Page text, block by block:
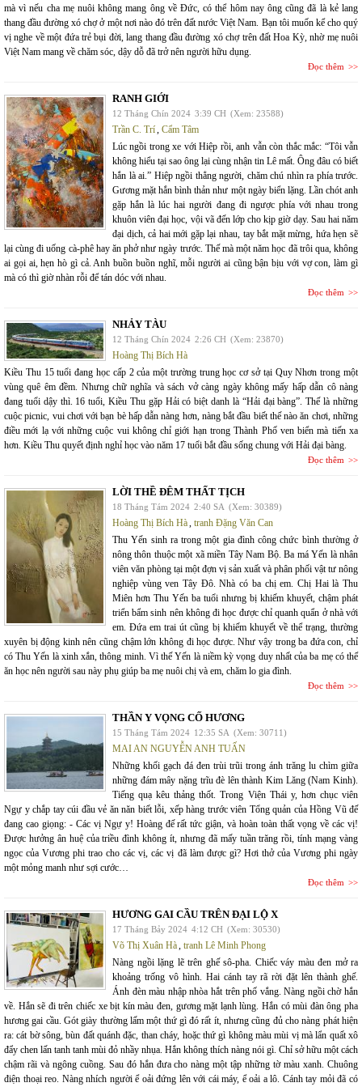
mà vì nếu cha mẹ nuôi không mang ông về Đức, có thể hôm nay ông cũng đã là kẻ lang
thang đầu đường xó chợ ở một nơi nào đó trên đất nước Việt Nam. Bạn tôi muốn kể cho quý
vị nghe về một đứa trẻ bụi đời, lang thang đầu đường xó chợ trên đất Hoa Kỳ, nhờ mẹ nuôi
Việt Nam mang về chăm sóc, dậy dỗ đã trở nên người hữu dụng.
Đọc thêm
RANH GIỚI
12 Tháng Chín 2024 3:39 CH (Xem: 23588)
Trần C. Trí, Cẩm Tâm
Lúc ngồi trong xe với Hiệp rồi, anh vẫn còn thắc mắc: “Tôi vẫn
không hiểu tại sao ông lại cùng nhận tin Lê mất. Ông đâu có biết
hắn là ai.” Hiệp ngồi thẳng người, chăm chú nhìn ra phía trước.
Gương mặt hắn bình thản như một ngày biển lặng. Lần chót anh
gặp hắn là lúc hai người đang đi ngược phía với nhau trong
khuôn viên đại học, vội vã đến lớp cho kịp giờ dạy. Sau hai năm
đại dịch, cả hai mới gặp lại nhau, tay bắt mặt mừng, hứa hẹn sẽ
lại cùng đi uống cà-phê hay ăn phở như ngày trước. Thế mà một năm học đã trôi qua, không
ai gọi ai, hẹn hò gì cả. Anh buồn buồn nghĩ, mỗi người ai cũng bận bịu với vợ con, làm gì
mà có thì giờ nhàn rỗi để tán dóc với nhau.
Đọc thêm
NHẢY TÀU
12 Tháng Chín 2024 2:26 CH (Xem: 23870)
Hoàng Thị Bích Hà
Kiều Thu 15 tuổi đang học cấp 2 của một trường trung học cơ sở tại Quy Nhơn trong một
vùng quê êm đềm. Nhưng chữ nghĩa và sách vở càng ngày không mấy hấp dẫn cô nàng
đang tuổi dậy thì. 16 tuổi, Kiều Thu gặp Hải có biệt danh là “Hải đại bàng”. Thế là những
cuộc picnic, vui chơi với bạn bè hấp dẫn nàng hơn, nàng bắt đầu biết thế nào ăn chơi, những
điều mới lạ với những cuộc vui không chỉ giới hạn trong Thành Phố ven biển mà tiến xa
hơn. Kiều Thu quyết định nghỉ học vào năm 17 tuổi bắt đầu sống chung với Hải đại bàng.
Đọc thêm
LỜI THỀ ĐÊM THẤT TỊCH
18 Tháng Tám 2024 2:40 SA (Xem: 30389)
Hoàng Thị Bích Hà, tranh Đặng Văn Can
Thu Yến sinh ra trong một gia đình công chức bình thường ở
nông thôn thuộc một xã miền Tây Nam Bộ. Ba má Yến là nhân
viên văn phòng tại một đợn vị sản xuất và phân phối vật tư nông
nghiệp vùng ven Tây Đô. Nhà có ba chị em. Chị Hai là Thu
Miên hơn Thu Yến ba tuổi nhưng bị khiếm khuyết, chậm phát
triển bẩm sinh nên không đi học được chỉ quanh quẩn ở nhà với
em. Đứa em trai út cũng bị khiếm khuyết về thể trạng, thường
xuyên bị động kinh nên cũng chậm lớn không đi học được. Như vậy trong ba đứa con, chỉ
có Thu Yến là xinh xắn, thông minh. Vì thế Yến là niềm kỳ vọng duy nhất của ba mẹ có thể
ăn học nên người sau này phụ giúp ba mẹ nuôi chị và em, chăm lo gia đình.
Đọc thêm
THẦN Y VỌNG CỐ HƯƠNG
15 Tháng Tám 2024 12:35 SA (Xem: 30711)
MAI AN NGUYỄN ANH TUẤN
Những khối gạch đá đen trùi trũi trong ánh trăng lu chìm giữa
những đám mây nặng trĩu đè lên thành Kim Lăng (Nam Kinh).
Tiếng quạ kêu thảng thốt. Trong Viện Thái y, hơn chục viên
Ngự y chắp tay cúi đầu vẻ ăn năn biết lỗi, xếp hàng trước viên Tổng quản của Hồng Vũ đế
đang cao giọng: - Các vị Ngự y! Hoàng đế rất tức giận, và hoàn toàn thất vọng về các vị!
Được hưởng ân huệ của triều đình không ít, nhưng đã mấy tuần trăng rồi, tính mạng vàng
ngọc của Vương phi trao cho các vị, các vị đã làm được gì? Hơi thở của Vương phi ngày
một mỏng manh như sợi cước…
Đọc thêm
HƯƠNG GAI CẦU TRÊN ĐẠI LỘ X
17 Tháng Bảy 2024 4:12 CH (Xem: 30530)
Võ Thị Xuân Hà, tranh Lê Minh Phong
Nàng ngồi lặng lẽ trên ghế sô-pha. Chiếc váy màu đen mở ra
khoảng trống vô hình. Hai cánh tay rã rời đặt lên thành ghế.
Ánh đèn màu nhập nhòa hắt trên phố vắng. Nàng ngồi chờ hắn
về. Hắn sẽ đi trên chiếc xe bịt kín màu đen, gương mặt lạnh lùng. Hắn có mùi đàn ông pha
hương gai cầu. Gót giày thường lấm một thứ gì đó rất ít, nhưng cũng đủ cho nàng phát hiện
ra: cát bờ sông, bùn đất quánh đặc, than cháy, hoặc thứ gì không màu mùi vị mà lẩn quất xô
đẩy chen lấn tanh tanh mùi đỏ nhầy nhụa. Hắn không thích nàng nói gì. Chỉ sở hữu một cách
chậm rãi và ngông cuồng. Sau đó hắn đưa cho nàng một tập những tờ màu xanh. Chuông
điện thoại reo. Nàng nhích người ể oải đứng lên với cái máy, ể oải a lô. Cánh tay mỏi đã có